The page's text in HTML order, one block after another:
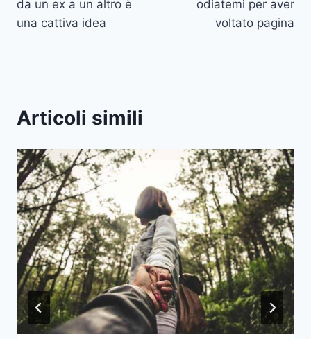
da un ex a un altro è
una cattiva idea
odiatemi per aver
voltato pagina
Articoli simili